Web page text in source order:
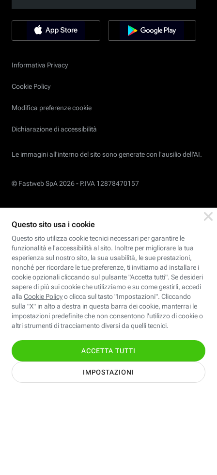
Informativa Privacy
Cookie Policy
Modifica preferenze cookie
Dichiarazione di accessibilità
Le immagini all’interno del sito sono generate con l'ausilio dell'AI.
© Fastweb SpA 2026 - P.IVA 12878470157